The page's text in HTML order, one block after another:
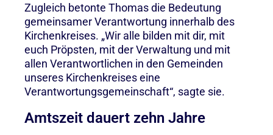
Zugleich betonte Thomas die Bedeutung
gemeinsamer Verantwortung innerhalb des
Kirchenkreises. „Wir alle bilden mit dir, mit
euch Pröpsten, mit der Verwaltung und mit
allen Verantwortlichen in den Gemeinden
unseres Kirchenkreises eine
Verantwortungsgemeinschaft“, sagte sie.
Amtszeit dauert zehn Jahre